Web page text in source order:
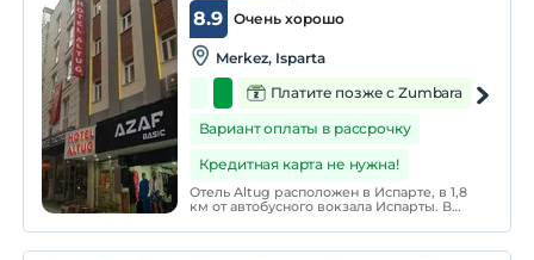
Очень хорошо
8.9
Merkez, Isparta
Платите позже с Zumbara
Вариант оплаты в рассрочку
Кредитная карта не нужна!
Отель Altug расположен в Испарте, в 1,8
км от автобусного вокзала Испарты. В
номере есть собственная ванная комната.
Для комфортного отдыха